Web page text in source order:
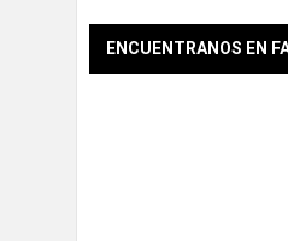
ENCUENTRANOS EN